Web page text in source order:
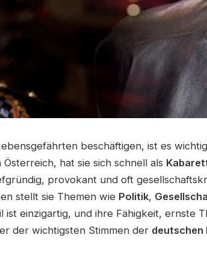
beschäftigen, ist es
hat sie sich schnell als
provokant und oft
stellt sie Themen wie Politik,
einzigartig, und ihre Fähigkeit, ernste
der wichtigsten Stimmen der deutschen